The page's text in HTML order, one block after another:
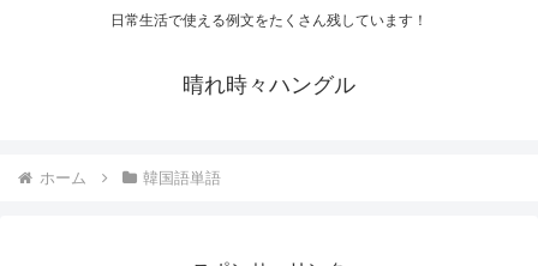
日常生活で使える例文をたくさん残しています！
晴れ時々ハングル
ホーム 韓国語単語